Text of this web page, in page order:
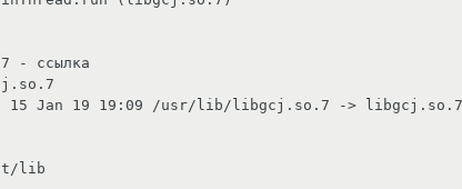
- ссылка
15 Jan 19 19:09 /usr/lib/libgcj.so.7 ->
lib